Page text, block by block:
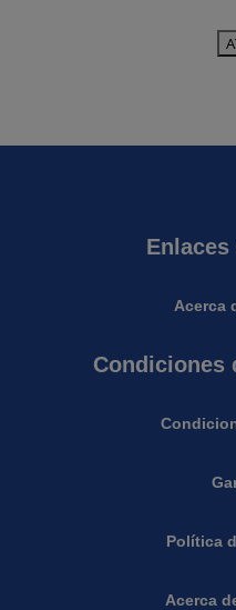
Acerca
Condiciones
Política
Acerca